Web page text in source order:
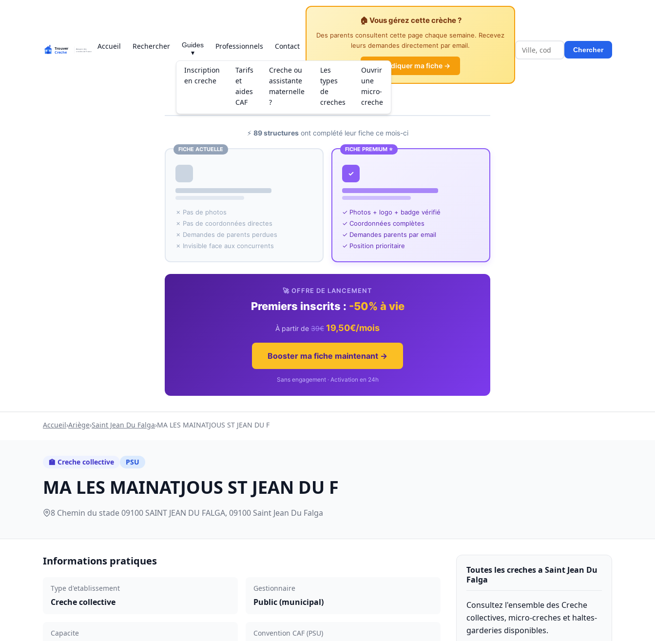
Accueil Rechercher
Guides
▾
Inscription
en creche
Tarifs
et
aides
CAF
Creche ou
assistante
maternelle
?
Les
types
de
creches
Ouvrir
une
micro-
creche
Professionnels Contact
🏠 Vous gérez cette crèche ?
Des parents consultent cette page chaque semaine. Recevez
leurs demandes directement par email.
Revendiquer ma fiche →
Chercher
⚡ 89 structuresont complété leur fiche ce mois-ci
FICHE ACTUELLE
✗ Pas de photos
✗ Pas de coordonnées directes
✗ Demandes de parents perdues
✗ Invisible face aux concurrents
FICHE PREMIUM ⭐
✓
✓ Photos + logo + badge vérifié
✓ Coordonnées complètes
✓ Demandes parents par email
✓ Position prioritaire
🚀 OFFRE DE LANCEMENT
Premiers inscrits : -50% à vie
À partir de 39€ 19,50€/mois
Booster ma fiche maintenant →
Sans engagement · Activation en 24h
Accueil›Ariège›Saint Jean Du Falga›MA LES MAINATJOUS ST JEAN DU F
🏫 Creche collective PSU
MA LES MAINATJOUS ST JEAN DU F
8 Chemin du stade 09100 SAINT JEAN DU FALGA, 09100 Saint Jean Du Falga
Informations pratiques
Type d'etablissement
Creche collective
Gestionnaire
Public (municipal)
Capacite Convention CAF (PSU)
Toutes les creches a Saint Jean Du
Falga
Consultez l'ensemble des Creche
collectives, micro-creches et haltes-
garderies disponibles.